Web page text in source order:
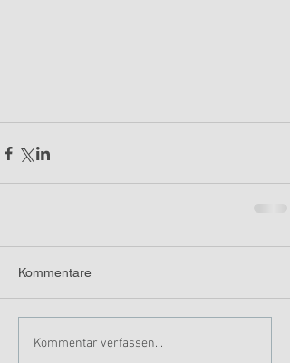
Kommentare
Kommentar verfassen...